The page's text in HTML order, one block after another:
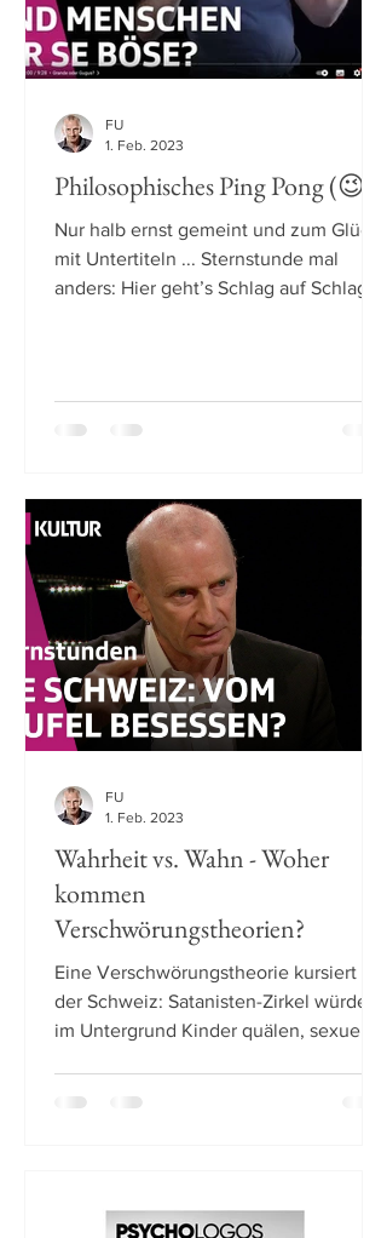
Philosophisches Ping Pong (😉)
Nur halb ernst gemeint und zum Glück
mit Untertiteln ... Sternstunde mal
anders: Hier geht’s Schlag auf Schlag!
FU
1. Feb. 2023
Wahrheit vs. Wahn - Woher
kommen
Verschwörungstheorien?
Eine Verschwörungstheorie kursiert in
der Schweiz: Satanisten-Zirkel würden
im Untergrund Kinder quälen, sexuell
FU
1. Feb. 2023